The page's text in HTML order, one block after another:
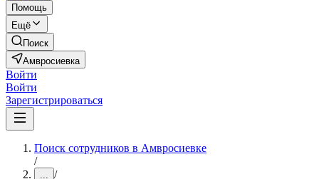
Помощь
Ещё
Поиск
Амвросиевка
Войти
Войти
Зарегистрироваться
Поиск сотрудников в Амвросиевке
/
... /